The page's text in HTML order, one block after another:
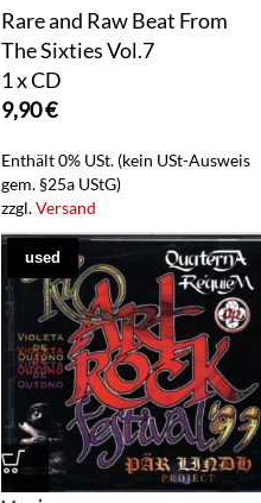
Rare and Raw Beat From
The Sixties Vol.7
1 x CD
9,90€
Enthält 0% USt. (kein USt-Ausweis
gem. §25a UStG)
zzgl.Versand
used